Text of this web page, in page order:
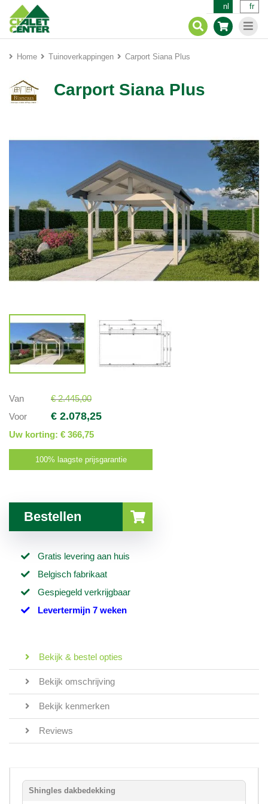
nl fr
Home Tuinoverkappingen Carport Siana Plus
Carport Siana Plus
Van
€ 2.445,00
Voor
€ 2.078,25
Uw korting: € 366,75
100% laagste prijsgarantie
Bestellen
Gratis levering aan huis
Belgisch fabrikaat
Gespiegeld verkrijgbaar
Levertermijn 7 weken
Bekijk & bestel opties
Bekijk omschrijving
Bekijk kenmerken
Reviews
Shingles dakbedekking